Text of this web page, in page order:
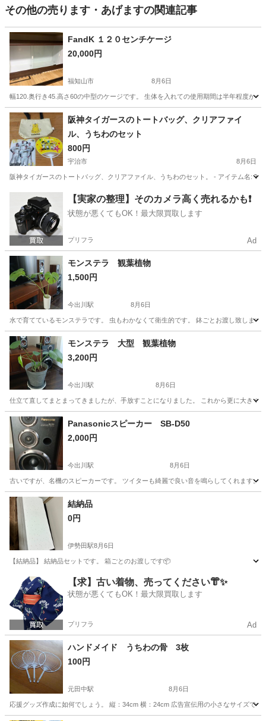
その他の売ります・あげますの関連記事
FandK １２０センチケージ
20,000円
福知山市 8月6日
幅120.奥行き45.高さ60の中型のケージです。 生体を入れての使用期間は半年程度か
京都 福知山市 その他
阪神タイガースのトートバッグ、クリアファイ
ル、うちわのセット
800円
宇治市 8月6日
阪神タイガースのトートバッグ、クリアファイル、うちわのセット。 - アイテム名:
その他 うちわ
【実家の整理】そのカメラ高く売れるかも❗️
状態が悪くてもOK！最大限買取します
プリフラ Ad
モンステラ 観葉植物
1,500円
今出川駅 8月6日
水で育てているモンステラです。 虫もわかなくて衛生的です。 鉢ごとお渡し致します
京都 京都市 その他 モンステラ
モンステラ 大型 観葉植物
3,200円
今出川駅 8月6日
仕立て直してまとまってきましたが、手放すことになりました。 これから更に大き
京都 京都市 その他
Panasonicスピーカー SB-D50
2,000円
今出川駅 8月6日
古いですが、名機のスピーカーです。 ツイターも綺麗で良い音を鳴らしてくれます。
京都 京都市 今出川駅
結納品
0円
伊勢田駅8月6日
【結納品】 結納品セットです。 箱ごとのお渡しです📦
京都 宇治市 伊勢田駅 その他
【求】古い着物、売ってください👘✨
状態が悪くてもOK！最大限買取します
プリフラ Ad
ハンドメイド うちわの骨 3枚
100円
元田中駅 8月6日
応援グッズ作成に如何でしょう。 縦：34cm 横：24cm 広告宣伝用の小さなサイズで